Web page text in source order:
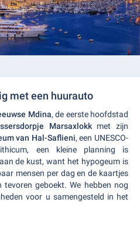
met een huurauto
Mdina, de eerste hoofdstad
Marsaxlokkmet zijn
van Hal-Saflieni, een UNESCO-
een kleine planning is
de kust, want het hypogeum is
mensen per dag en de kaartjes
geboekt. We hebben nog
voor u samengesteld in het